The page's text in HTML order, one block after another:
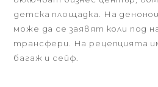
детска площадка. На
може да се заявят коли под
трансфери. На рецепцията
багаж и сейф.